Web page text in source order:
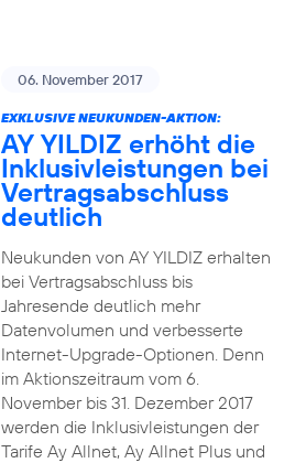
06. November 2017
EXKLUSIVE NEUKUNDEN-AKTION:
AY YILDIZ erhöht die
Inklusivleistungen bei
Vertragsabschluss
deutlich
Neukunden von AY YILDIZ erhalten
bei Vertragsabschluss bis
Jahresende deutlich mehr
Datenvolumen und verbesserte
Internet-Upgrade-Optionen. Denn
im Aktionszeitraum vom 6.
November bis 31. Dezember 2017
werden die Inklusivleistungen der
Tarife Ay Allnet, Ay Allnet Plus und